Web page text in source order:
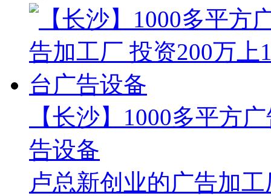
【长沙】1000多平方
告设备
卢总新创业的广告加